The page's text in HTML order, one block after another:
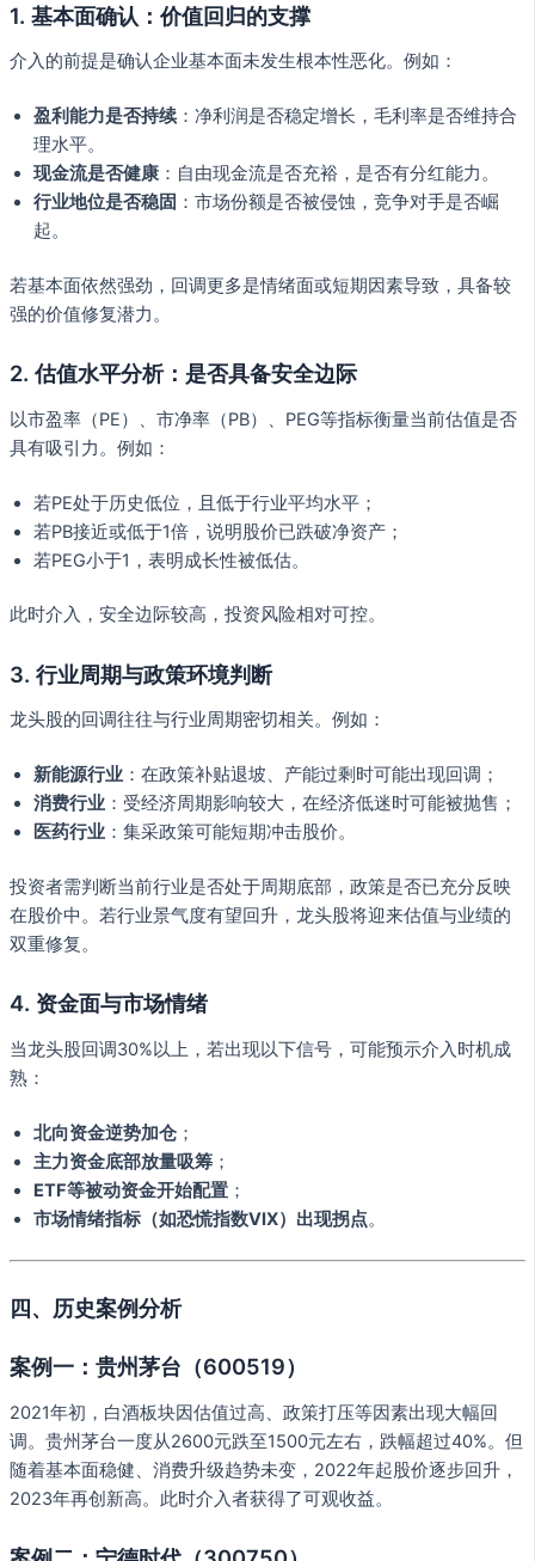
1. 基本面确认：价值回归的支撑
介入的前提是确认企业基本面未发生根本性恶化。例如：
盈利能力是否持续 ：净利润是否稳定增长，毛利率是否维持合
理水平。
现金流是否健康 ：自由现金流是否充裕，是否有分红能力。
行业地位是否稳固 ：市场份额是否被侵蚀，竞争对手是否崛
起。
若基本面依然强劲，回调更多是情绪面或短期因素导致，具备较
强的价值修复潜力。
2.估值水平分析：是否具备安全边际
以市盈率（PE）、市净率（PB）、PEG等指标衡量当前估值是否
具有吸引力。例如：
若PE处于历史低位，且低于行业平均水平；
若PB接近或低于1倍，说明股价已跌破净资产；
若PEG小于1，表明成长性被低估。
此时介入，安全边际较高，投资风险相对可控。
3. 行业周期与政策环境判断
龙头股的回调往往与行业周期密切相关。例如：
新能源行业 ：在政策补贴退坡、产能过剩时可能出现回调；
消费行业 ：受经济周期影响较大，在经济低迷时可能被抛售；
医药行业 ：集采政策可能短期冲击股价。
投资者需判断当前行业是否处于周期底部，政策是否已充分反映
在股价中。若行业景气度有望回升，龙头股将迎来估值与业绩的
双重修复。
4. 资金面与市场情绪
当龙头股回调30%以上，若出现以下信号，可能预示介入时机成
熟：
北向资金逆势加仓 ；
主力资金底部放量吸筹 ；
ETF等被动资金开始配置 ；
市场情绪指标（如恐慌指数VIX）出现拐点。
四、历史案例分析
案例一：贵州茅台（600519）
2021年初，白酒板块因估值过高、政策打压等因素出现大幅回
调。贵州茅台一度从2600元跌至1500元左右，跌幅超过40%。但
随着基本面稳健、消费升级趋势未变，2022年起股价逐步回升，
2023年再创新高。此时介入者获得了可观收益。